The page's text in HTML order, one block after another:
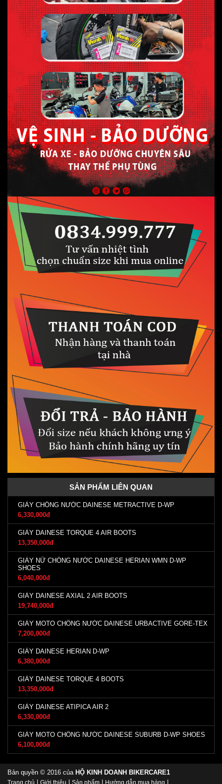
SẢN PHẨM LIÊN QUAN
GIÀY CHỐNG NƯỚC DAINESE METRACTIVE D-WP
6,330,000đ
GIÀY DAINESE TORQUE 4 AIR BOOTS
13,350,000đ
GIÀY NỮ CHỐNG NƯỚC DAINESE HERIAN WMN D-WP
SHOES
6,040,000đ
GIÀY DAINESE AXIAL 2 AIR BOOTS
19,740,000đ
GIÀY MOTO CHỐNG NƯỚC DAINESE URBACTIVE GORE-TEX
7,200,000đ
GIÀY DAINESE HERIAN D-WP
6,380,000đ
GIÀY DAINESE TORQUE 4 BOOTS
13,350,000đ
GIÀY DAINESE ATIPICA AIR 2
6,330,000đ
GIÀY MOTO CHỐNG NƯỚC DAINESE SUBURB D-WP SHOES
6,100,000đ
Bản quyền © 2016 của HỘ KINH DOANH BIKERCARE1
Trang chủ Giới thiệu Sản phẩm Hướng dẫn mua hàng